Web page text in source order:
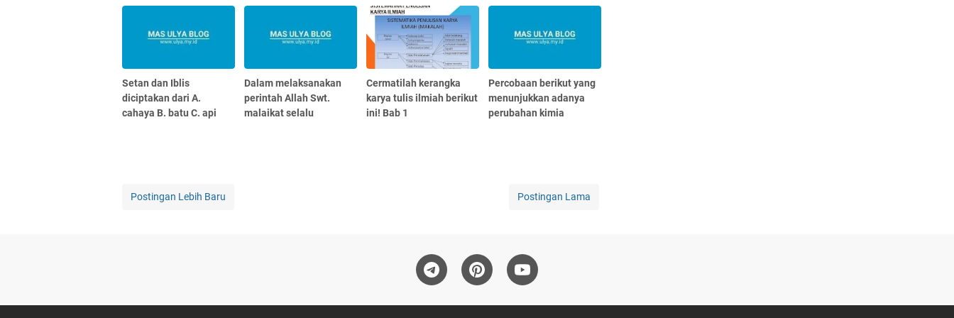
Setan dan Iblis
diciptakan dari A.
cahaya B. batu C. api
Dalam melaksanakan
perintah Allah Swt.
malaikat selalu
Cermatilah kerangka
karya tulis ilmiah berikut
ini! Bab 1
Percobaan berikut yang
menunjukkan adanya
perubahan kimia
Postingan Lebih Baru Postingan Lama